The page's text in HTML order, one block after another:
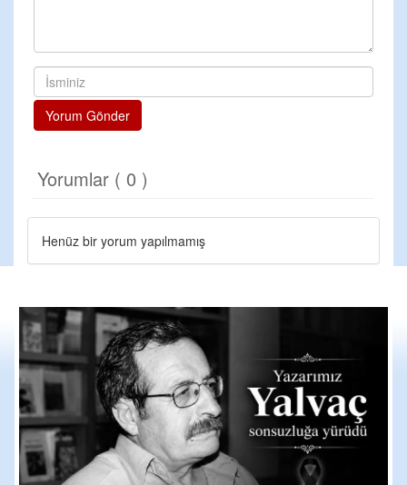
Yorum Gönder
Yorumlar ( 0 )
Henüz bir yorum yapılmamış